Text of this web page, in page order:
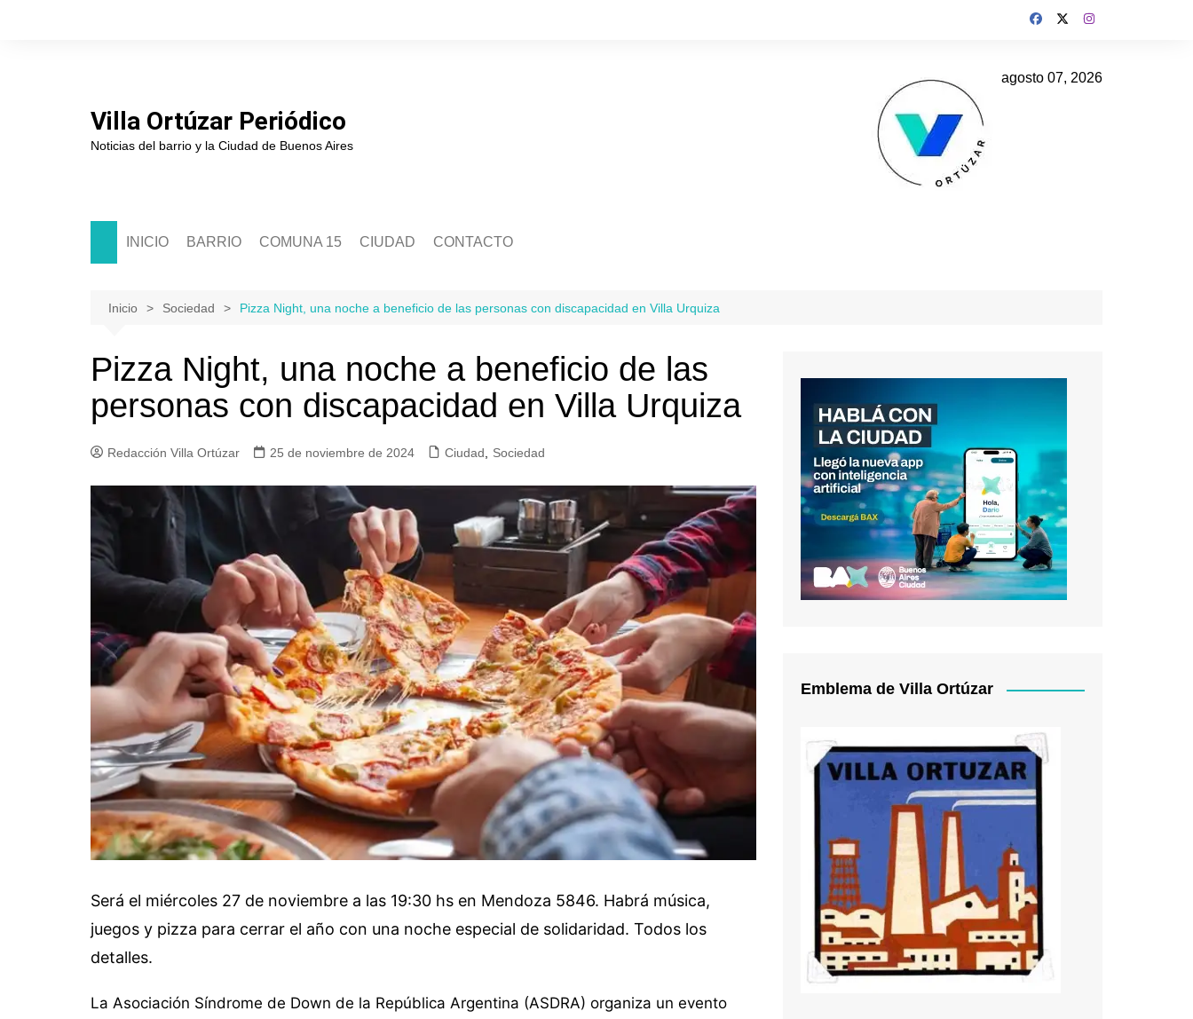
Villa Ortúzar Periódico
Noticias del barrio y la Ciudad de Buenos Aires
agosto 07, 2026
INICIO BARRIO
Junta de Estudios Históricos
Escuelas
Clubes
COMUNA 15
Junta Comunal 15
CIUDAD
Ecología
Justicia
Policiales
Información General
Política
Economía
Cultura
Educación
Deportes
Servicios Públicos
CONTACTO
Inicio Sociedad Pizza Night, una noche a beneficio de las personas con discapacidad en Villa Urquiza
Pizza Night, una noche a beneficio de las
personas con discapacidad en Villa Urquiza
Redacción Villa Ortúzar 25 de noviembre de 2024 Ciudad Sociedad
Será el miércoles 27 de noviembre a las 19:30 hs en Mendoza 5846. Habrá música,
juegos y pizza para cerrar el año con una noche especial de solidaridad. Todos los
detalles.
La Asociación Síndrome de Down de la República Argentina (ASDRA) organiza un evento
Emblema de Villa Ortúzar